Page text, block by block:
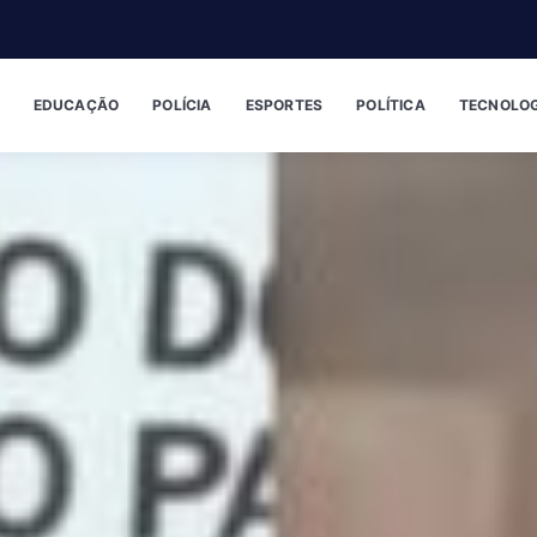
EDUCAÇÃO POLÍCIA ESPORTES POLÍTICA